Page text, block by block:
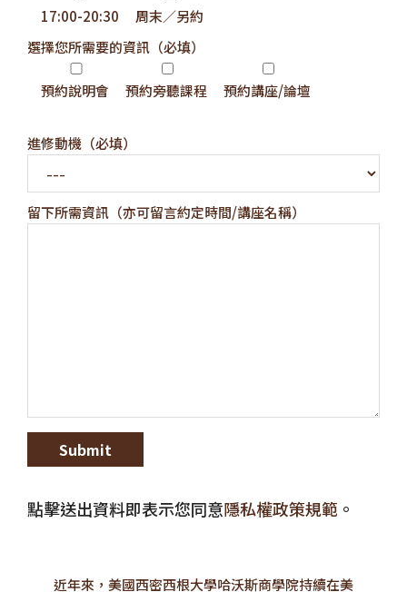
17:00-20:30
周末／另約
選擇您所需要的資訊（必填）
預約說明會 預約旁聽課程 預約講座/論壇
進修動機（必填）
留下所需資訊（亦可留言約定時間/講座名稱）
點擊送出資料即表示您同意隱私權政策規範 。
近年來，美國西密西根大學哈沃斯商學院持續在美